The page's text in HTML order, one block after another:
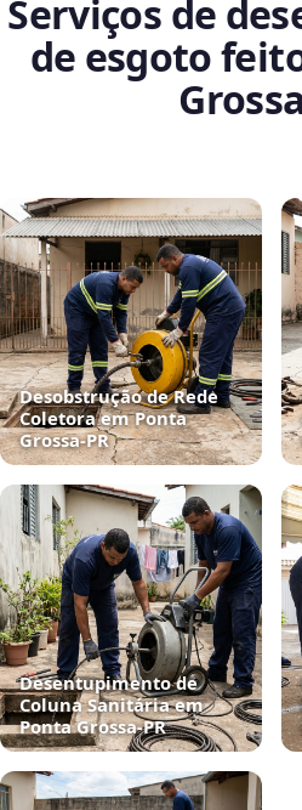
Serviços de
de esgoto
Desobstrução de Rede
Coletora em Ponta
Grossa‑PR
Desentupimento de
Coluna Sanitária em
Ponta Grossa‑PR